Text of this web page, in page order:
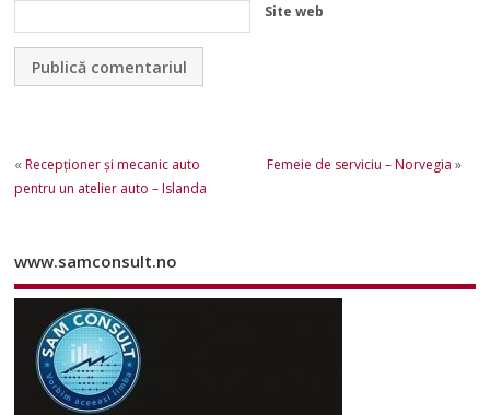
Site web
«Recepționer și mecanic auto
pentru un atelier auto – Islanda
Femeie de serviciu – Norvegia »
www.samconsult.no